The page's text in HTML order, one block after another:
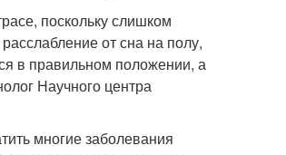
поскольку слишком
от сна на полу,
в правильном положении, а
Научного центра
многие заболевания